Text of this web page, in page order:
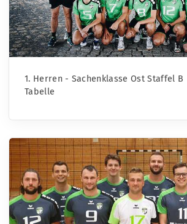
1. Herren - Sachenklasse Ost Staffel B
Tabelle